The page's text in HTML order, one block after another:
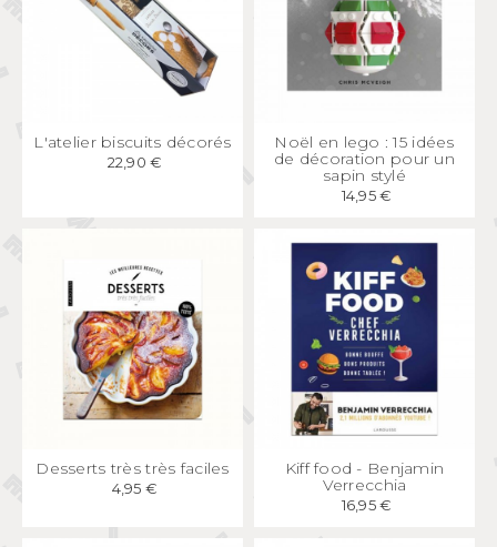
APERÇU RAPIDE
L'atelier biscuits décorés
22,90 €
APERÇU RAPIDE
Noël en lego : 15 idées
de décoration pour un
sapin stylé
14,95 €
APERÇU RAPIDE
Desserts très très faciles
4,95 €
APERÇU RAPIDE
Kiff food - Benjamin
Verrecchia
16,95 €